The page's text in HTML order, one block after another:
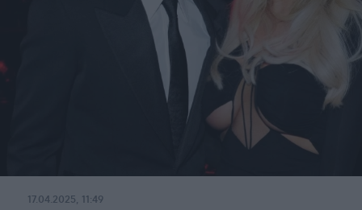
17.04.2025, 11:49